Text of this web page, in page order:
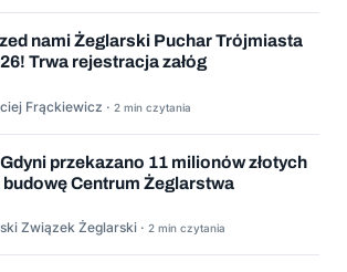
nami Żeglarski Puchar Trójmiasta
Trwa rejestracja załóg
Frąckiewicz · 2 min czytania
przekazano 11 milionów złotych
budowę Centrum Żeglarstwa
Związek Żeglarski · 2 min czytania